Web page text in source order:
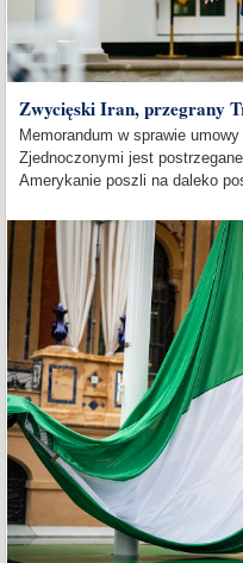
Zwycięski Iran, przegrany
Memorandum w sprawie
Zjednoczonymi jest
Amerykanie poszli na daleko